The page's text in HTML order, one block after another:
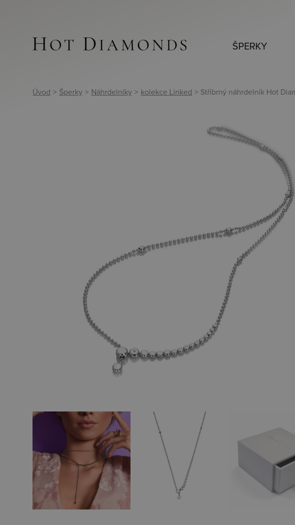
ŠPERKY
Úvod > Šperky > Náhrdelníky > kolekce Linked > Stříbrný náhrdelník Hot